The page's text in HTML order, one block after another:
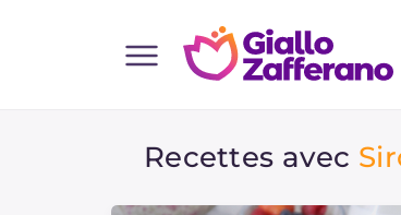
Toutes les recettesRecettes avec